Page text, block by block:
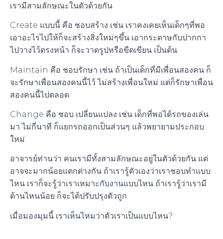
เรามีสามลักษณะในตัวด้วยกัน
Create แบบนี้ คือ ชอบสร้าง เช่น เราคงเคยเห็นเด็กๆที่พอ
เอาอะไรไปให้ก็จะสร้างสิ่งใหม่ๆขึ้น เอากระดาษกับปากกา
ไปวางไว้ตรงหน้า ก็จะวาดรูปหรือขีดเขียน เป็นต้น
Maintain คือ ชอบรักษา เช่น ถ้าเป็นเด็กที่มีเพื่อนสองคน ก็
จะรักษาเพื่อนสองคนนี้ไว้ ไม่สร้างเพื่อนใหม่ แต่ก็รักษาเพื่อน
สองคนนี้ไปตลอด
Change คือ ชอบ เปลี่ยนแปลง เช่น เด็กที่พอได้รถของเล่น
มา ไม่กี่นาที ก็แยกรถออกเป็นส่วนๆ แล้วพยายามประกอบ
ใหม่
อาจารย์ท่านว่า คนเรามีทั้งสามลักษณะอยู่ในตัวด้วยกัน แต่
อาจจะมากน้อยแตกต่างกัน ถ้าเรารู้ตัวเองว่าเราชอบทำแบบ
ไหน เราก็จะรู้ว่าเราเหมาะกับงานแบบไหน ถ้าเรารู้ว่าเรามี
ด้านไหนน้อย ก็จะได้ปรับปรุงตัวถูก
เมื่อมองมุมนี้ เราเห็นไหมว่าตัวเราเป็นแบบไหน?